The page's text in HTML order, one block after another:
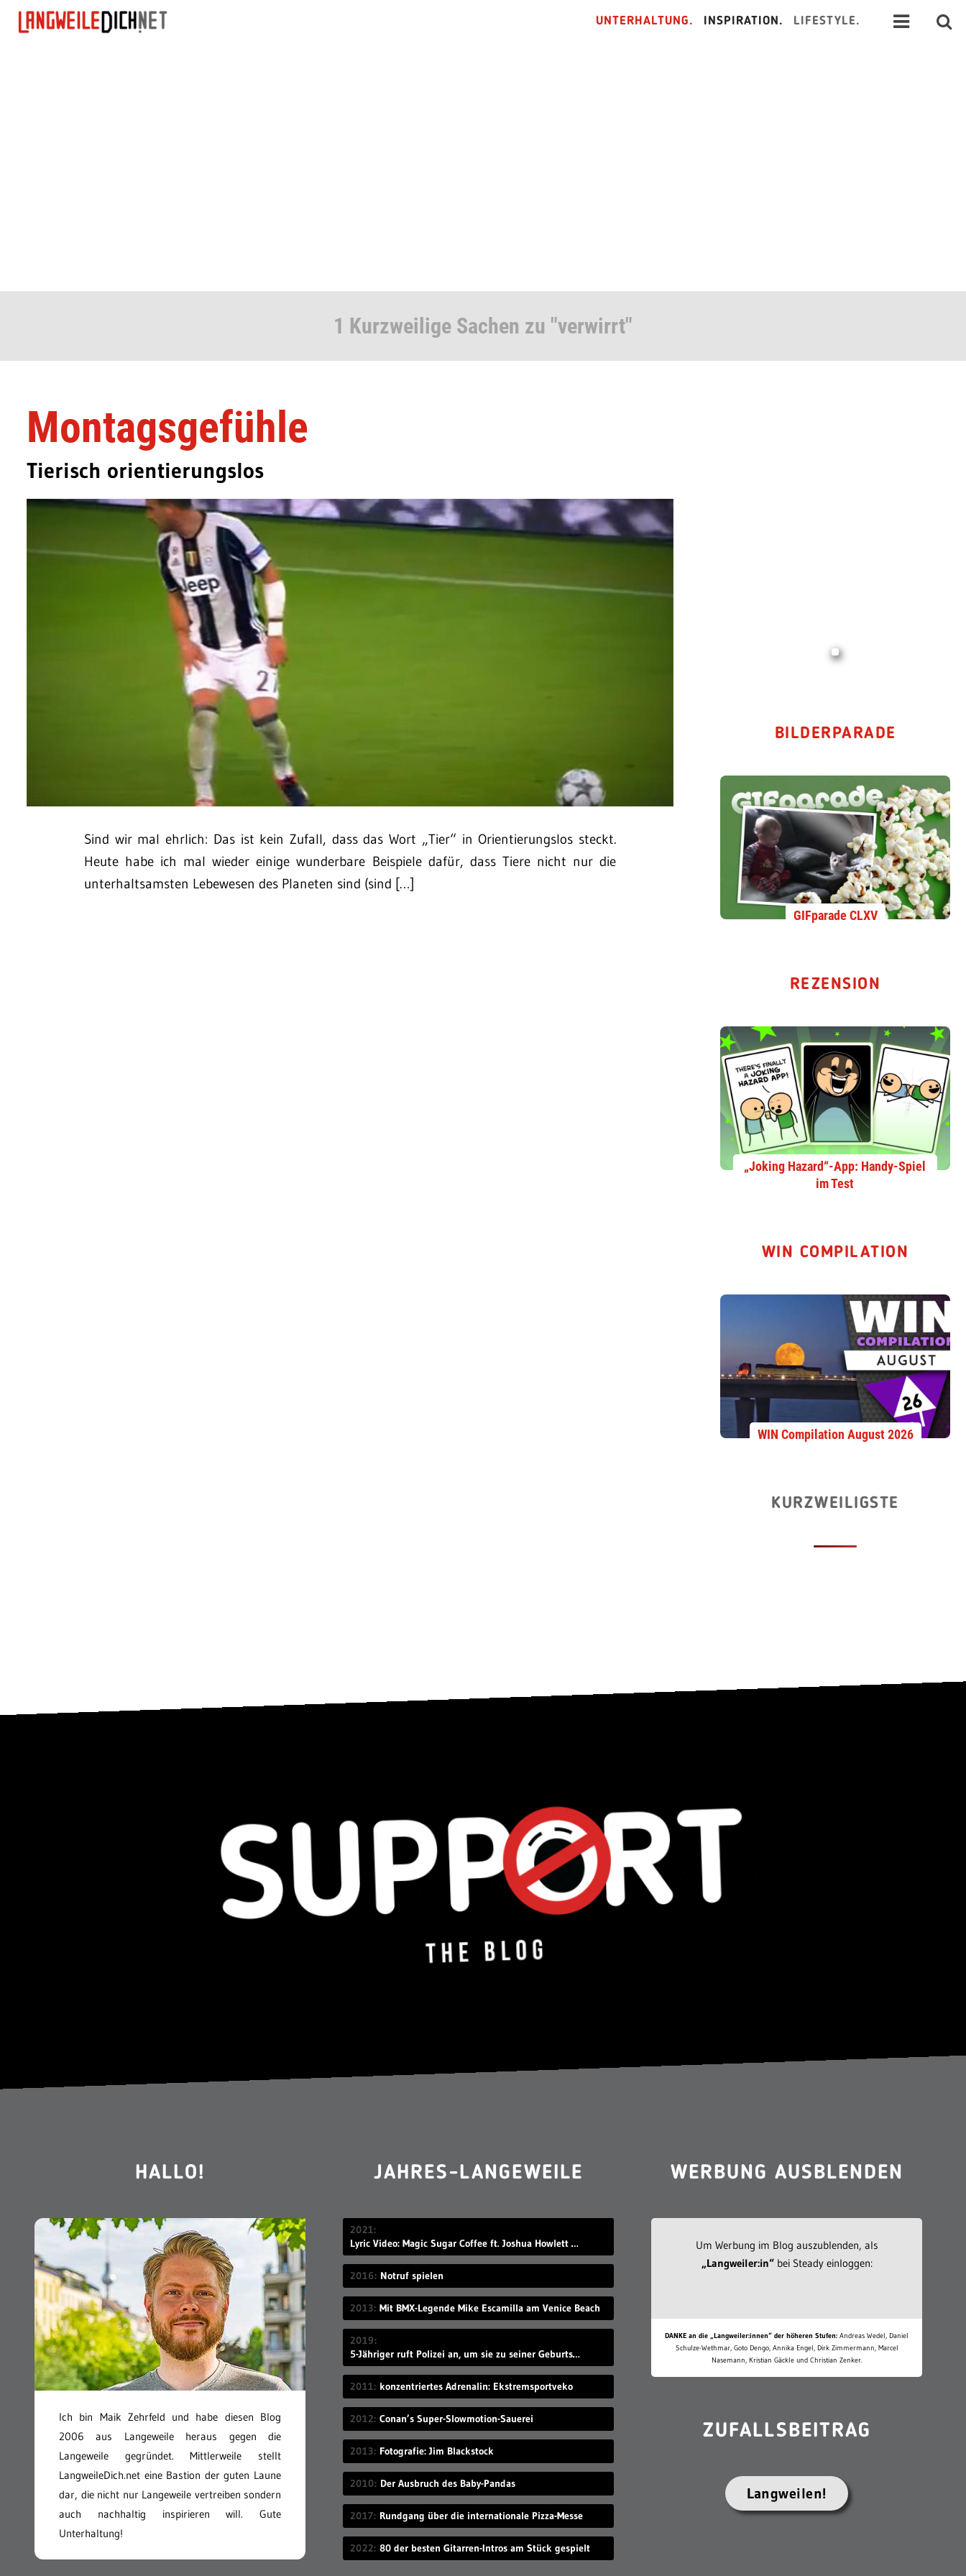
UNTERHALTUNG. INSPIRATION. LIFESTYLE.
1 Kurzweilige Sachen zu "verwirrt"
Montagsgefühle
Tierisch orientierungslos
Sind wir mal ehrlich: Das ist kein Zufall, dass das Wort „Tier“ in Orientierungslos steckt.
Heute habe ich mal wieder einige wunderbare Beispiele dafür, dass Tiere nicht nur die
unterhaltsamsten Lebewesen des Planeten sind (sind […]
BILDERPARADE
GIFparade CLXV
REZENSION
„Joking Hazard“-App: Handy-Spiel
im Test
WIN COMPILATION
WIN Compilation August 2026
KURZWEILIGSTE
HALLO!
Ich bin Maik Zehrfeld und habe diesen Blog
2006 aus Langeweile heraus gegen die
Langeweile gegründet. Mittlerweile stellt
LangweileDich.net eine Bastion der guten Laune
dar, die nicht nur Langeweile vertreiben sondern
auch nachhaltig inspirieren will. Gute
Unterhaltung!
JAHRES-LANGEWEILE
2021
Lyric Video: Magic Sugar Coffee ft. Joshua Howlett – „Blkout“
2016 Notruf spielen
2013 Mit BMX-Legende Mike Escamilla am Venice Beach
2019
5-Jähriger ruft Polizei an, um sie zu seiner Geburtstagsparty einzuladen
2011 konzentriertes Adrenalin: Ekstremsportveko
2012 Conan’s Super-Slowmotion-Sauerei
2013 Fotografie: Jim Blackstock
2010 Der Ausbruch des Baby-Pandas
2017 Rundgang über die internationale Pizza-Messe
2022 80 der besten Gitarren-Intros am Stück gespielt
WERBUNG AUSBLENDEN
Um Werbung im Blog auszublenden, als
„Langweiler:in“bei Steady einloggen:
DANKE an die „Langweiler:innen“ der höheren Stufen: Andreas Wedel, Daniel
Schulze-Wethmar, Goto Dengo, Annika Engel, Dirk Zimmermann, Marcel
Nasemann, Kristian Gäckle und Christian Zenker.
ZUFALLSBEITRAG
Langweilen!